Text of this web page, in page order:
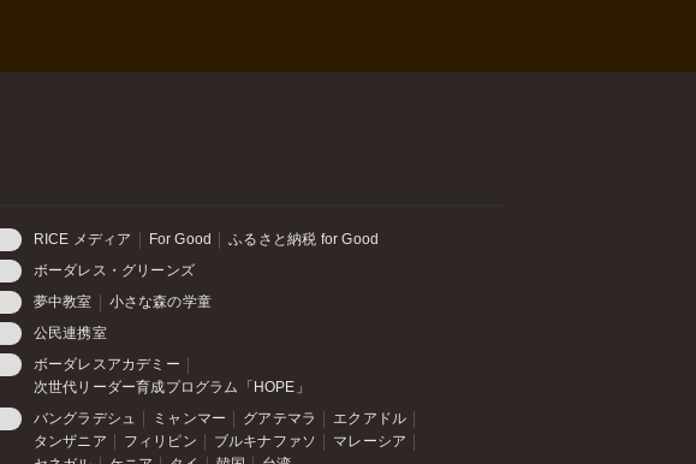
RICE メディア For Good ふるさと納税 for Good
ボーダレス・グリーンズ
夢中教室 小さな森の学童
公民連携室
ボーダレスアカデミー
次世代リーダー育成プログラム「HOPE」
バングラデシュ ミャンマー グアテマラ
エクアドル
タンザニア
フィリピン ブルキナファソ
マレーシア